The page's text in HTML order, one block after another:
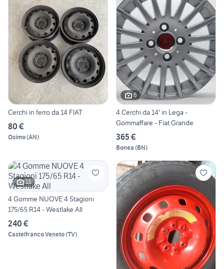
Cerchi in ferro da 14 FIAT
80 €
Osimo(AN)
6
4 Cerchi da 14' in Lega -
Gommaffare - Fiat Grande
365 €
Bonea (BN)
13
4 Gomme NUOVE 4 Stagioni
175/65 R14 - Westlake All
240 €
Castelfranco Veneto(TV)